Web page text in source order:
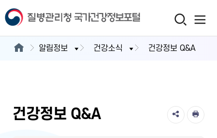
알림정보 건강소식 건강정보 Q&A
건강정보 Q&A